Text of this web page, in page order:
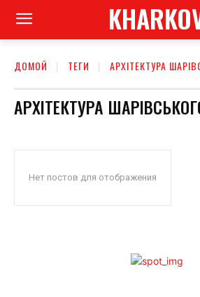
ДОМОЙ ТЕГИ АРХІТЕКТУРА
АРХІТЕКТУРА
Нет постов для отображения